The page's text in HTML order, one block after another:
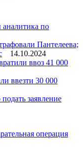
по
Пантелеева;
14.10.2024
ввоз 41 000
ввезти 30 000
заявление
операция